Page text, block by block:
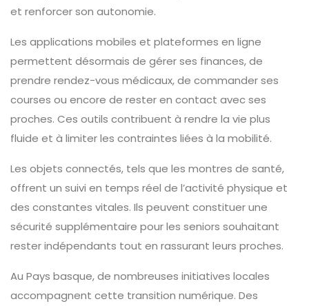
et renforcer son autonomie.
Les applications mobiles et plateformes en ligne
permettent désormais de gérer ses finances, de
prendre rendez-vous médicaux, de commander ses
courses ou encore de rester en contact avec ses
proches. Ces outils contribuent à rendre la vie plus
fluide et à limiter les contraintes liées à la mobilité.
Les objets connectés, tels que les montres de santé,
offrent un suivi en temps réel de l’activité physique et
des constantes vitales. Ils peuvent constituer une
sécurité supplémentaire pour les seniors souhaitant
rester indépendants tout en rassurant leurs proches.
Au Pays basque, de nombreuses initiatives locales
accompagnent cette transition numérique. Des